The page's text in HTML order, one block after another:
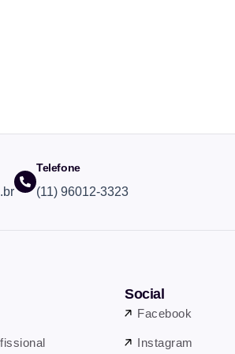
Telefone
(11) 96012-3323
Social
Facebook
Instagram